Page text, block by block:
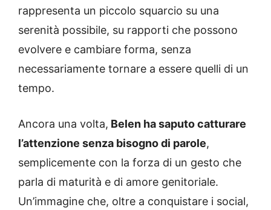
rappresenta un piccolo squarcio su una
serenità possibile, su rapporti che possono
evolvere e cambiare forma, senza
necessariamente tornare a essere quelli di un
tempo.
Ancora una volta, Belen ha saputo catturare
l’attenzione senza bisogno di parole,
semplicemente con la forza di un gesto che
parla di maturità e di amore genitoriale.
Un’immagine che, oltre a conquistare i social,